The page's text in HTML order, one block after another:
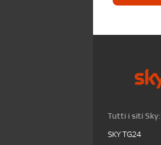
Tutti i siti Sky:
SKY TG24